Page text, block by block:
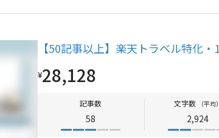
【50記事以上】楽天トラベル特化
¥28,128
記事数
58
文字数 （平均）
2,924